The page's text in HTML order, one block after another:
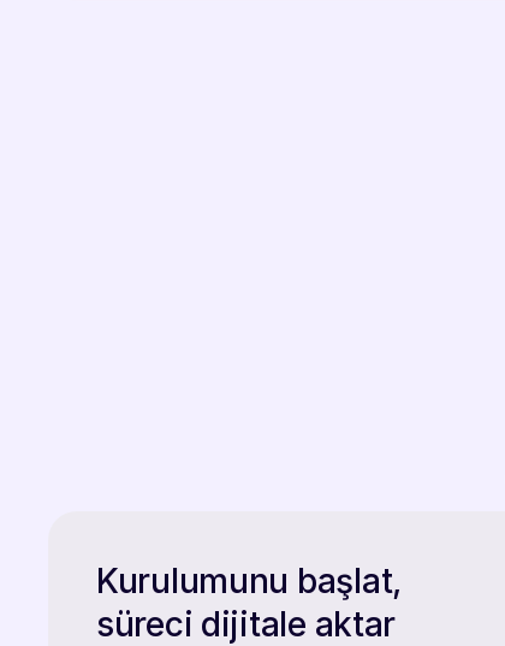
Kurulumunu başlat,
süreci dijitale aktar